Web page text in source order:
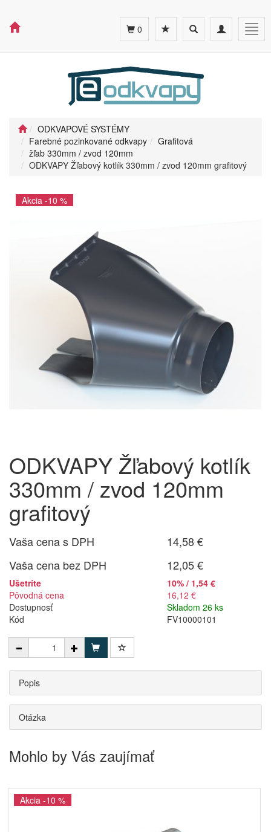
Toggle
navigation
Toggle
search
0
ODKVAPOVÉ SYSTÉMY
Farebné pozinkované odkvapy
Grafitová
žľab 330mm / zvod 120mm
ODKVAPY Žľabový kotlík 330mm / zvod 120mm grafitový
Akcia -10 %
ODKVAPY Žľabový kotlík
330mm / zvod 120mm
grafitový
Vaša cena s DPH
14,58 €
Vaša cena bez DPH
12,05 €
Ušetríte
10% / 1,54 €
Pôvodná cena
16,12 €
Dostupnosť
Skladom 26 ks
Kód
FV10000101
Popis
Otázka
Mohlo by Vás zaujímať
Akcia -10 %